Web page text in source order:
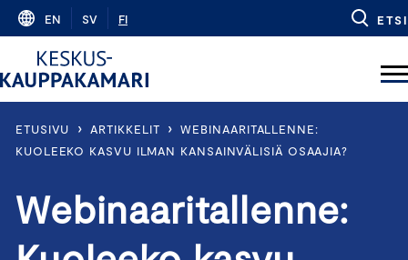
Skip
content
EN SV FI ETSI
ETUSIVU › ARTIKKELIT › WEBINAARITALLENNE:
KUOLEEKO KASVU ILMAN KANSAINVÄLISIÄ OSAAJIA?
Webinaaritallenne: